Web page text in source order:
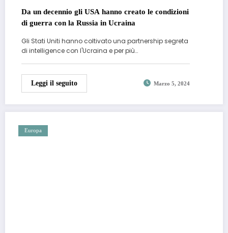
Da un decennio gli USA hanno creato le condizioni
di guerra con la Russia in Ucraina
Gli Stati Uniti hanno coltivato una partnership segreta
di intelligence con l'Ucraina e per più…
Leggi il seguito Marzo 5, 2024
Europa